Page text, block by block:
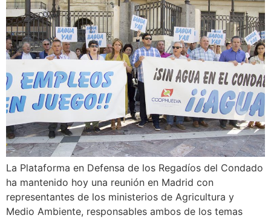
La Plataforma en Defensa de los Regadíos del Condado
ha mantenido hoy una reunión en Madrid con
representantes de los ministerios de Agricultura y
Medio Ambiente, responsables ambos de los temas